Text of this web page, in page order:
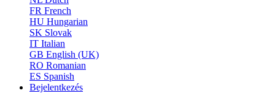
FR French
HU Hungarian
SK Slovak
IT Italian
GB English (UK)
RO Romanian
ES Spanish
Bejelentkezés